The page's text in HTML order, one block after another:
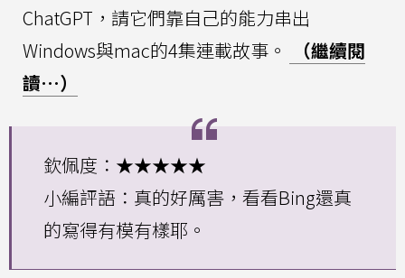
ChatGPT，請它們靠自己的能力串出
Windows與mac的4集連載故事。
（繼續閱
讀…）
欽佩度：★★★★★
小編評語：真的好厲害，看看Bing還真
的寫得有模有樣耶。